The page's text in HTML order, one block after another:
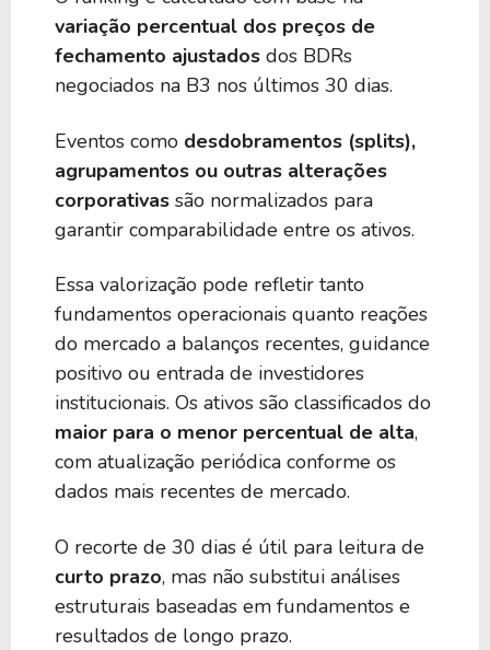
BIEF39 2,06%
BECH39 2,05% 0,00
BIEZ39 2,03%
BDVY39 2,00%
1,96% 0,00
BACW39 1,84% 0,00
BVLU39 1,68% 0,00
variação percentual dos preços de
fechamento ajustados dos BDRs
negociados na B3 nos últimos 30 dias.
Eventos como desdobramentos (splits),
agrupamentos ou outras alterações
corporativas são normalizados para
garantir comparabilidade entre os ativos.
Essa valorização pode refletir tanto
fundamentos operacionais quanto reações
do mercado a balanços recentes, guidance
positivo ou entrada de investidores
institucionais. Os ativos são classificados do
maior para o menor percentual de alta,
com atualização periódica conforme os
dados mais recentes de mercado.
O recorte de 30 dias é útil para leitura de
curto prazo, mas não substitui análises
estruturais baseadas em fundamentos e
resultados de longo prazo.